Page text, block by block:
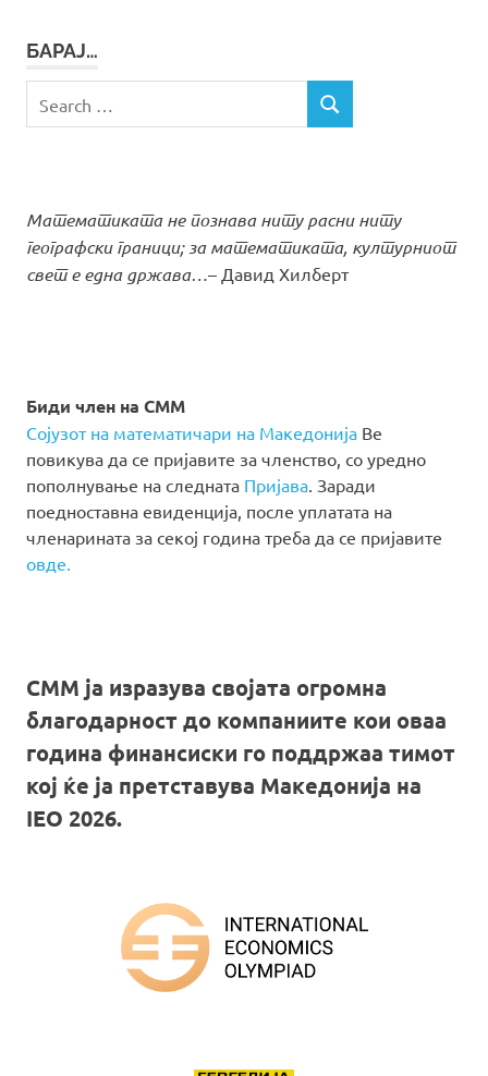
БАРАЈ…
for:
SEARCH
Математиката не познава ниту расни ниту
географски граници; за математиката, културниот
свет е една држава…– Давид Хилберт
Биди член на СММ
Сојузот на математичари на Македонија Ве
повикува да се пријавите за членство, со уредно
пополнување на следната Пријава. Заради
поедноставна евиденција, после уплатата на
членарината за секој година треба да се пријавите
овде.
СММ ја изразува својата огромна
благодарност до компаниите кои оваа
година финансиски го поддржаа тимот
кој ќе ја претставува Македонија на
IEO 2026.